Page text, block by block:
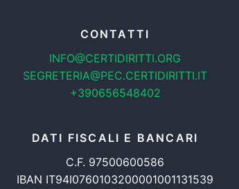
CONTATTI
INFO@CERTIDIRITTI.ORG
SEGRETERIA@PEC.CERTIDIRITTI.IT
+390656548402
DATI FISCALI E BANCARI
C.F. 97500600586
IBAN IT94I0760103200001001131539